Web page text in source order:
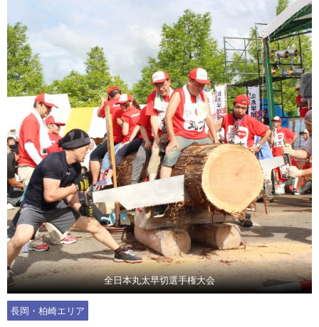
全日本丸太早切選手権大会
長岡・柏崎エリア